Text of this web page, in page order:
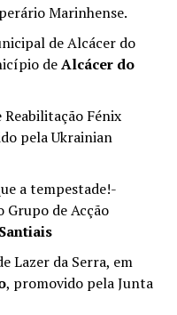
Marinhense.
de Alcácer do
deAlcácer do
Fénix
pela Ukrainian
a tempestade!-
de Acção
Lazer da Serra, em
, promovido pela Junta